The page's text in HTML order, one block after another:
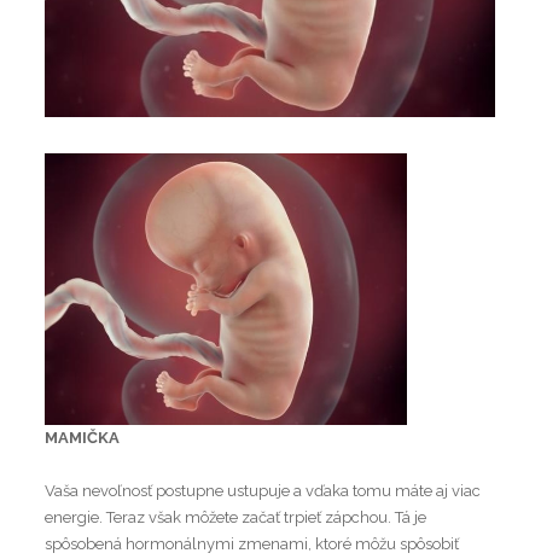
MAMIČKA
Vaša nevoľnosť postupne ustupuje a vďaka tomu máte aj viac
energie. Teraz však môžete začať trpieť zápchou. Tá je
spôsobená hormonálnymi zmenami, ktoré môžu spôsobiť